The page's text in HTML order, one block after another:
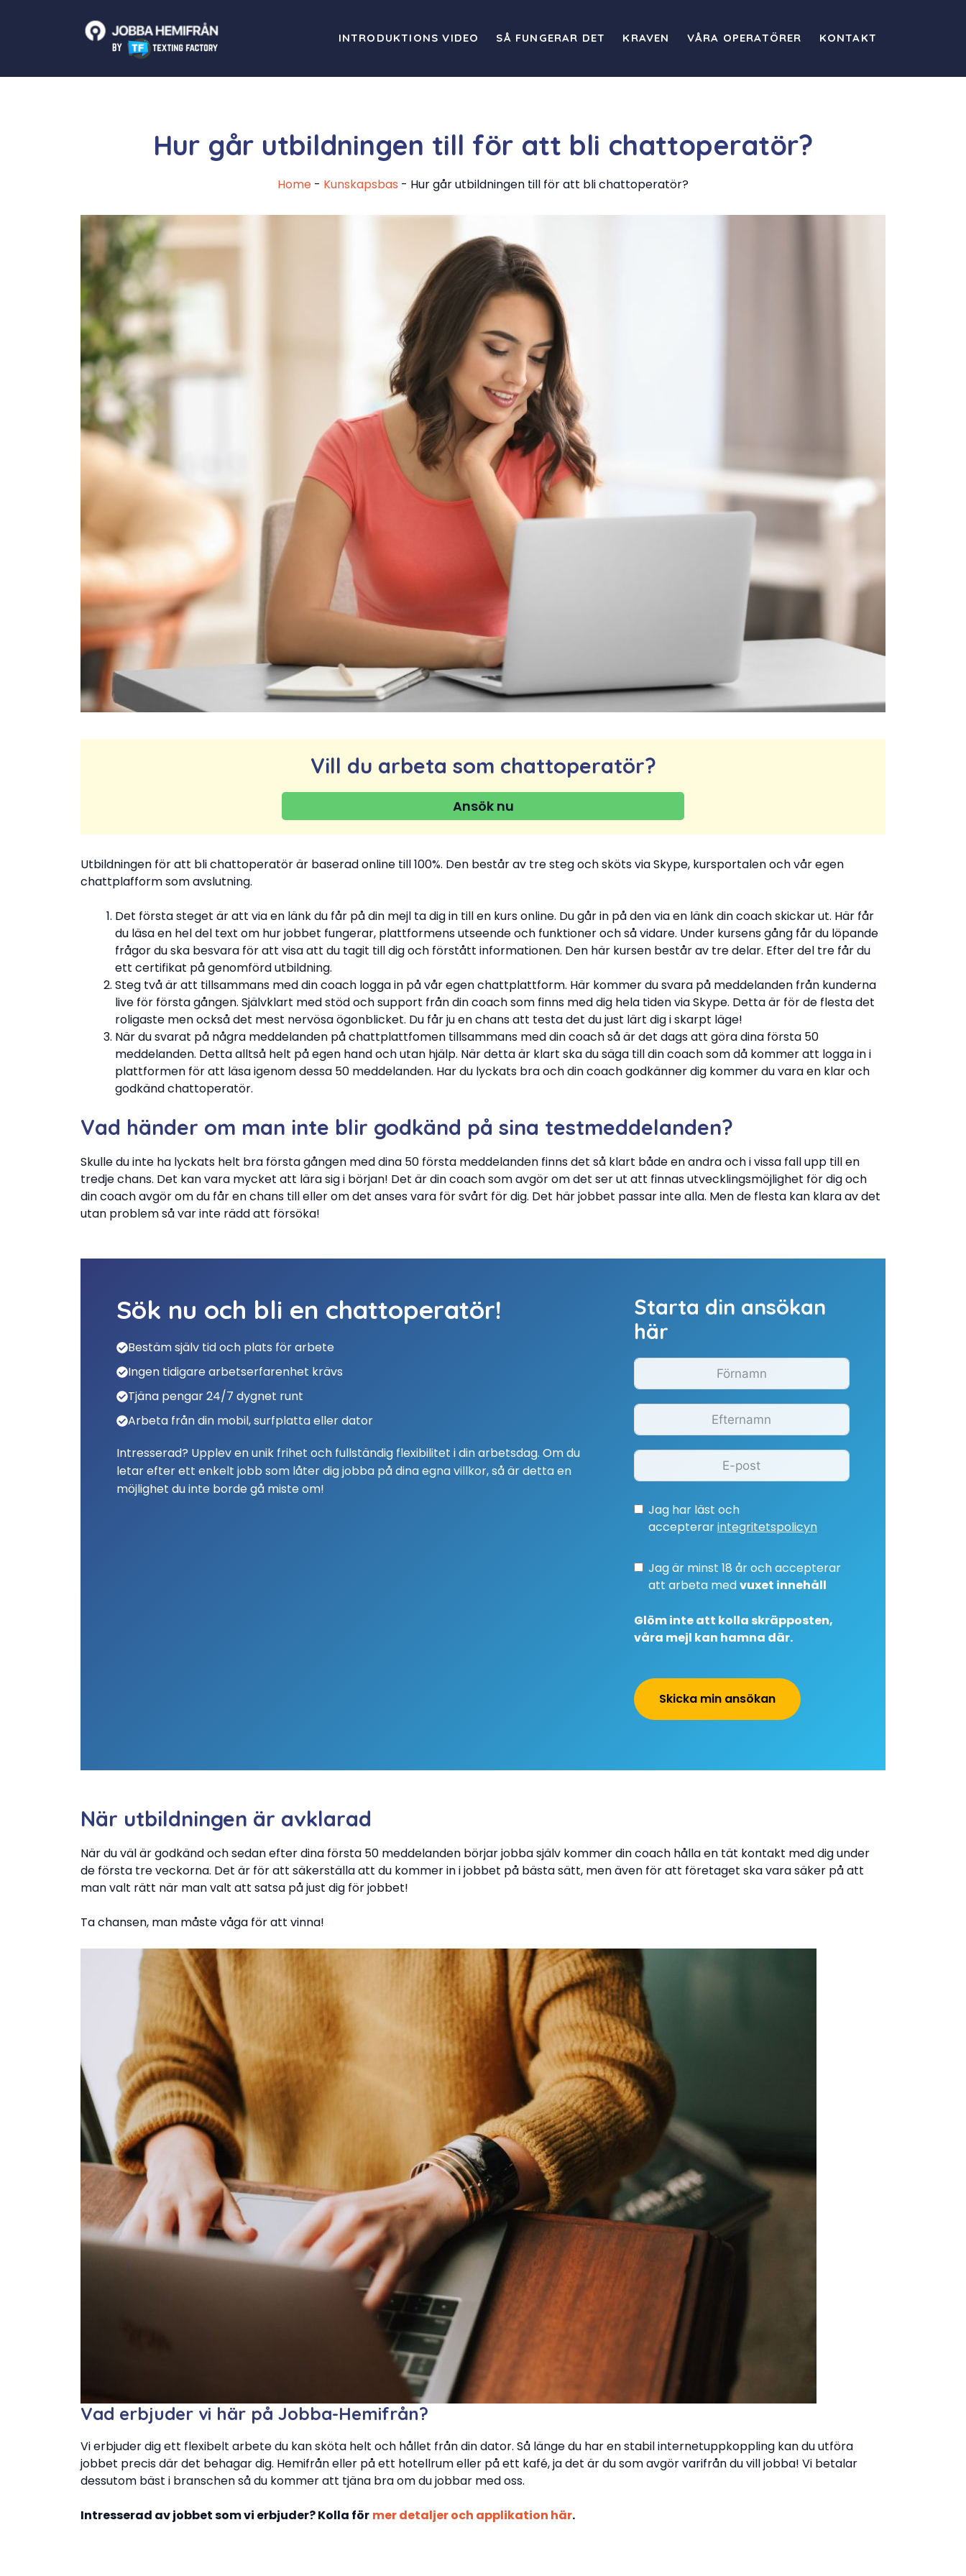
INTRODUKTIONS VIDEO SÅ FUNGERAR DET KRAVEN VÅRA OPERATÖRER KONTAKT
Hur går utbildningen till för att bli chattoperatör?
Home - Kunskapsbas - Hur går utbildningen till för att bli chattoperatör?
Vill du arbeta som chattoperatör?
Ansök nu
Utbildningen för att bli chattoperatör är baserad online till 100%. Den består av tre steg och sköts via Skype, kursportalen och vår egen
chattplafform som avslutning.
Det första steget är att via en länk du får på din mejl ta dig in till en kurs online. Du går in på den via en länk din coach skickar ut. Här får
du läsa en hel del text om hur jobbet fungerar, plattformens utseende och funktioner och så vidare. Under kursens gång får du löpande
frågor du ska besvara för att visa att du tagit till dig och förstått informationen. Den här kursen består av tre delar. Efter del tre får du
ett certifikat på genomförd utbildning.
Steg två är att tillsammans med din coach logga in på vår egen chattplattform. Här kommer du svara på meddelanden från kunderna
live för första gången. Självklart med stöd och support från din coach som finns med dig hela tiden via Skype. Detta är för de flesta det
roligaste men också det mest nervösa ögonblicket. Du får ju en chans att testa det du just lärt dig i skarpt läge!
När du svarat på några meddelanden på chattplattfomen tillsammans med din coach så är det dags att göra dina första 50
meddelanden. Detta alltså helt på egen hand och utan hjälp. När detta är klart ska du säga till din coach som då kommer att logga in i
plattformen för att läsa igenom dessa 50 meddelanden. Har du lyckats bra och din coach godkänner dig kommer du vara en klar och
godkänd chattoperatör.
Vad händer om man inte blir godkänd på sina testmeddelanden?
Skulle du inte ha lyckats helt bra första gången med dina 50 första meddelanden finns det så klart både en andra och i vissa fall upp till en
tredje chans. Det kan vara mycket att lära sig i början! Det är din coach som avgör om det ser ut att finnas utvecklingsmöjlighet för dig och
din coach avgör om du får en chans till eller om det anses vara för svårt för dig. Det här jobbet passar inte alla. Men de flesta kan klara av det
utan problem så var inte rädd att försöka!
Sök nu och bli en chattoperatör!
Bestäm själv tid och plats för arbete
Ingen tidigare arbetserfarenhet krävs
Tjäna pengar 24/7 dygnet runt
Arbeta från din mobil, surfplatta eller dator
Intresserad? Upplev en unik frihet och fullständig flexibilitet i din arbetsdag. Om du
letar efter ett enkelt jobb som låter dig jobba på dina egna villkor, så är detta en
möjlighet du inte borde gå miste om!
Starta din ansökan
här
Jag har läst och
accepterarintegritetspolicyn
Jag är minst 18 år och accepterar
att arbeta medvuxet innehåll
Glöm inte att kolla skräpposten,
våra mejl kan hamna där.
Skicka min ansökan
När utbildningen är avklarad
När du väl är godkänd och sedan efter dina första 50 meddelanden börjar jobba själv kommer din coach hålla en tät kontakt med dig under
de första tre veckorna. Det är för att säkerställa att du kommer in i jobbet på bästa sätt, men även för att företaget ska vara säker på att
man valt rätt när man valt att satsa på just dig för jobbet!
Ta chansen, man måste våga för att vinna!
Vad erbjuder vi här på Jobba-Hemifrån?
Vi erbjuder dig ett flexibelt arbete du kan sköta helt och hållet från din dator. Så länge du har en stabil internetuppkoppling kan du utföra
jobbet precis där det behagar dig. Hemifrån eller på ett hotellrum eller på ett kafé, ja det är du som avgör varifrån du vill jobba! Vi betalar
dessutom bäst i branschen så du kommer att tjäna bra om du jobbar med oss.
Intresserad av jobbet som vi erbjuder? Kolla för mer detaljer och applikation här.